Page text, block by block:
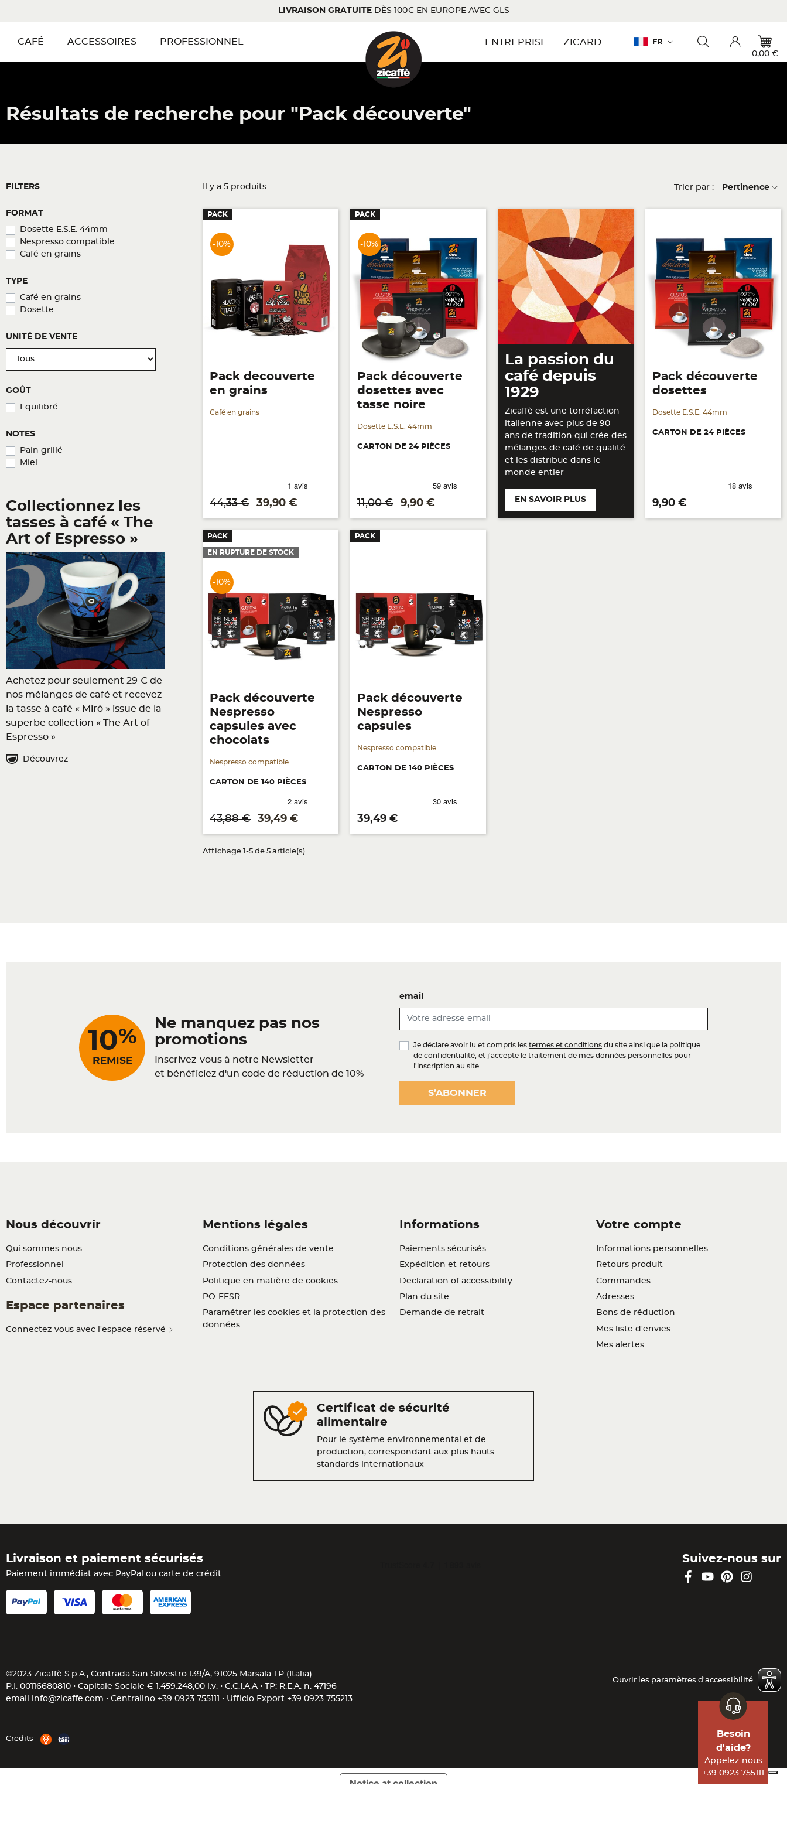
LIVRAISON GRATUITEDÈS 100€ EN EUROPE AVEC GLS
CAFÉ ACCESSOIRES PROFESSIONNEL ENTREPRISE ZICARD Langue :
FR
Toggle searchbar
Account0,00 €
Résultats de recherche pour "Pack découverte"
FILTERS
FORMAT
Dosette E.S.E. 44mm
Nespresso compatible
Café en grains
TYPE
Café en grains
Dosette
UNITÉ DE VENTE
GOÛT
Equilibré
NOTES
Pain grillé
Miel
Collectionnez les
tasses à café « The
Art of Espresso »
Achetez pour seulement 29 € de
nos mélanges de café et recevez
la tasse à café « Mirò » issue de la
superbe collection « The Art of
Espresso »
Découvrez
Il y a 5 produits. Trier par : Pertinence
Pack decouverte
en grains
Café en grains
Prix de base
44,33 € Prix
39,90 €
-10%
PACK
Pack découverte
dosettes avec
tasse noire
Dosette E.S.E. 44mm
CARTON DE 24 PIÈCES
Prix de base
11,00 € Prix
9,90 €
-10%
PACK
La passion du
café depuis
1929
Zicaffè est une torréfaction
italienne avec plus de 90
ans de tradition qui crée des
mélanges de café de qualité
et les distribue dans le
monde entier
EN SAVOIR PLUS
Pack découverte
dosettes
Dosette E.S.E. 44mm
CARTON DE 24 PIÈCES
Prix
9,90 €
Pack découverte
Nespresso
capsules avec
chocolats
Nespresso compatible
CARTON DE 140 PIÈCES
Prix de base
43,88 € Prix
39,49 €
-10%
PACK
EN RUPTURE DE STOCK
Pack découverte
Nespresso
capsules
Nespresso compatible
CARTON DE 140 PIÈCES
Prix
39,49 €
PACK
Affichage 1-5 de 5 article(s)
10%
REMISE
Ne manquez pas nos
promotions
Inscrivez-vous à notre Newsletter
et bénéficiez d'un code de réduction de 10%
email
Je déclare avoir lu et compris les termes et conditionsdu site ainsi que la politique
de confidentialité, et j'accepte le traitement de mes données personnellespour
l'inscription au site
S’ABONNER
Nous découvrir
Qui sommes nous
Professionnel
Contactez-nous
Espace partenaires
Connectez-vous avec l'espace réservé
Mentions légales
Conditions générales de vente
Protection des données
Politique en matière de cookies
PO-FESR
Paramétrer les cookies et la protection des
données
Informations
Paiements sécurisés
Expédition et retours
Declaration of accessibility
Plan du site
Demande de retrait
Votre compte
Informations personnelles
Retours produit
Commandes
Adresses
Bons de réduction
Mes liste d'envies
Mes alertes
Certificat de sécurité
alimentaire
Pour le système environnemental et de
production, correspondant aux plus hauts
standards internationaux
Livraison et paiement sécurisés
Paiement immédiat avec PayPal ou carte de crédit
Suivez-nous sur
FacebookYouTubePinterest
©2023 Zicaffè S.p.A., Contrada San Silvestro 139/A, 91025 Marsala TP (Italia)
P.I. 00116680810 • Capitale Sociale € 1.459.248,00 i.v. • C.C.I.A.A • TP: R.E.A. n. 47196
email info@zicaffe.com • Centralino +39 0923 755111 • Ufficio Export +39 0923 755213
Credits
Ouvrir les paramètres d'accessibilité
Besoin
d'aide?
Appelez-nous
+39 0923 755111
Notice at collection